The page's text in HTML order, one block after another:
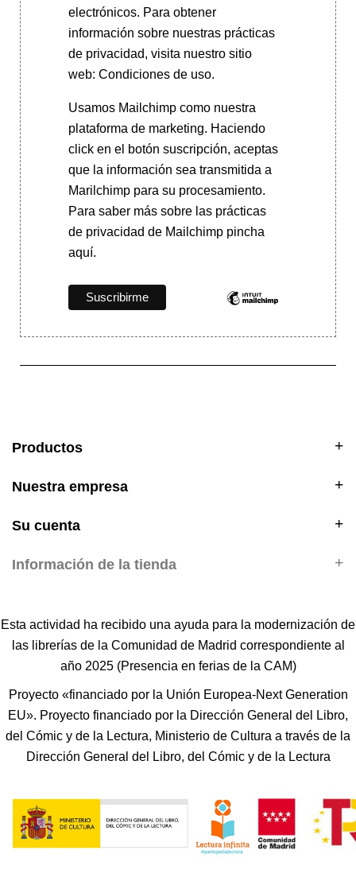
electrónicos. Para obtener
información sobre nuestras prácticas
de privacidad, visita nuestro sitio
web: Condiciones de uso.
Usamos Mailchimp como nuestra
plataforma de marketing. Haciendo
click en el botón suscripción, aceptas
que la información sea transmitida a
Marilchimp para su procesamiento.
Para saber mássobre las prácticas
de privacidad de Mailchimp pincha
aquí.
Productos
Nuestra empresa
Su cuenta
Información de la tienda
Esta actividad ha recibido una ayuda para la modernización de
las librerías de la Comunidad de Madrid correspondiente al
año 2025 (Presencia en ferias de la CAM)
Proyecto «financiado por la Unión Europea-Next Generation
EU». Proyecto financiado por la Dirección General del Libro,
del Cómic y de la Lectura, Ministerio de Cultura a través de la
Dirección General del Libro, del Cómic y de la Lectura